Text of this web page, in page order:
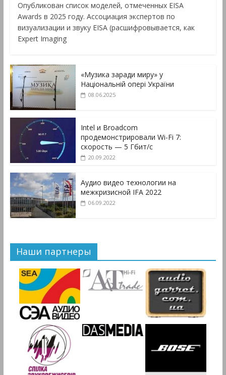
Опубликован список моделей, отмеченных EISA
Awards в 2025 году. Ассоциация экспертов по
визуализации и звуку EISA (расшифровывается, как
Expert Imaging
«Музика заради миру» у
Національній опері України
08.06.2025
Intel и Broadcom
продемонстрировали Wi-Fi 7:
скорость — 5 Гбит/с
20.09.2022
Аудио видео технологии на
межкризисной IFA 2022
06.09.2022
Наши партнеры